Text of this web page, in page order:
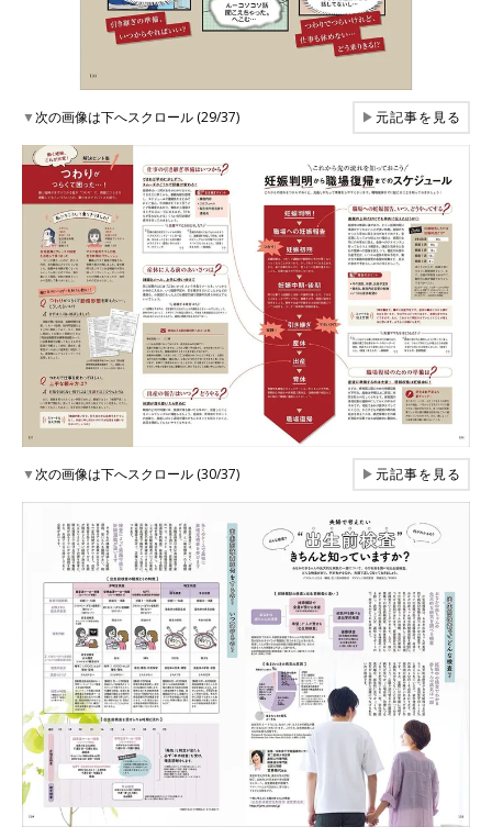
▼次の画像は下へスクロール (29/37) ▶元記事を見る
▼次の画像は下へスクロール (30/37) ▶元記事を見る